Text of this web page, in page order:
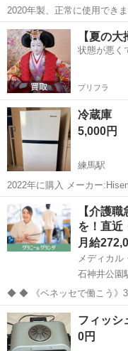
2020年製、正常に使用できま
問や追加の写真が必要な場
す。 また、アパートの3階ですので、運び出しにはご協力していただ
きたいです。 また、中古...
東京 練馬区 江古田
【夏の
状態が悪く
プリフラ
冷蔵庫
5,000円
練馬駅
2022年に購入 メーカー:Hisense 型番
容積 120L 冷却方式 直冷式
品寸法 (幅×奥行×高さ)
東京 練馬区 練馬駅
【介護
を！直近
月給
石神井公園
◆ ◆ 《ベネッセで働こう》3つのメリットをご紹介！ 1）資格取得支
援制度＆受験・研修費の実
を磨けるでステップアップ
OK！ 《入社後サポ...
東京 練馬区
フィッシ
0円